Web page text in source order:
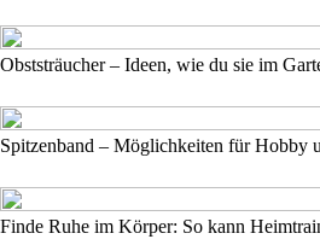
Obststräucher – Ideen, wie du sie im
Spitzenband – Möglichkeiten für Hobby
Finde Ruhe im Körper: So kann